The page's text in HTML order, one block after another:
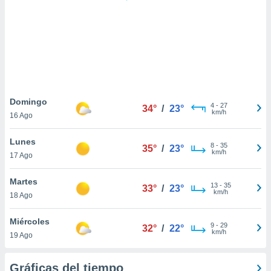
similares
como
sitio
de
traten tus
en
interés
su
Domingo
16 Ago
34° / 23° 4- 27
km/h
Lunes
17 Ago
35° / 23° 8- 35
km/h
Martes
18 Ago
33° / 23° 13- 35
km/h
Miércoles
19 Ago
32° / 22° 9- 29
km/h
Gráficas del tiempo